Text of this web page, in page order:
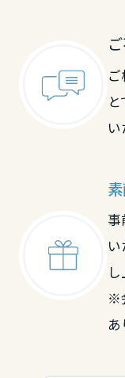
い
※
あ
宮崎県